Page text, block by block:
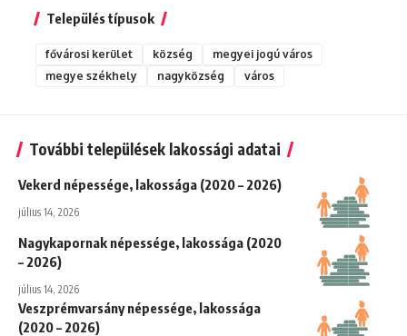
Település típusok
fővárosi kerület község
megyei jogú város
megye székhely
nagyközség város
További települések lakossági adatai
Vekerd népessége, lakossága (2020 – 2026)
július 14, 2026
Nagykapornak népessége, lakossága (2020
– 2026)
július 14, 2026
Veszprémvarsány népessége, lakossága
(2020 – 2026)